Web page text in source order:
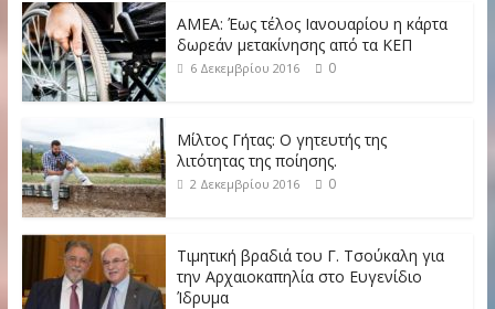
ΑΜΕΑ: Έως τέλος Ιανουαρίου η κάρτα
δωρεάν μετακίνησης από τα ΚΕΠ
6 Δεκεμβρίου 2016 0
Μίλτος Γήτας: Ο γητευτής της
λιτότητας της ποίησης.
2 Δεκεμβρίου 2016 0
Τιμητική βραδιά του Γ. Τσούκαλη για
την Αρχαιοκαπηλία στο Ευγενίδιο
Ίδρυμα